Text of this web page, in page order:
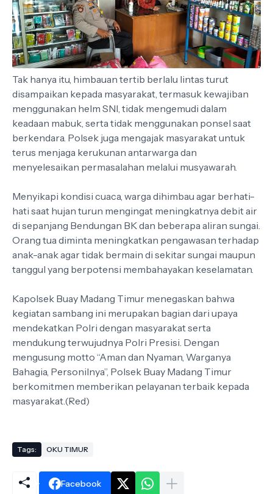
Tak hanya itu, himbauan tertib berlalu lintas turut
disampaikan kepada masyarakat, termasuk kewajiban
menggunakan helm SNI, tidak mengemudi dalam
keadaan mabuk, serta tidak menggunakan ponsel saat
berkendara. Polsek juga mengajak masyarakat untuk
terus menjaga kerukunan antarwarga dan
menyelesaikan permasalahan melalui musyawarah.
Menyikapi kondisi cuaca, warga dihimbau agar berhati-
hati saat hujan turun mengingat meningkatnya debit air
di sepanjang Bendungan BK dan beberapa aliran sungai.
Orang tua diminta meningkatkan pengawasan terhadap
anak-anak agar tidak bermain di sekitar sungai maupun
tanggul yang berpotensi membahayakan keselamatan.
Kapolsek Buay Madang Timur menegaskan bahwa
kegiatan sambang ini merupakan bagian dari upaya
mendekatkan Polri dengan masyarakat serta
mendukung terwujudnya Polri Presisi. Dengan
mengusung motto “Aman dan Nyaman, Warganya
Bahagia, Personilnya”, Polsek Buay Madang Timur
berkomitmen memberikan pelayanan terbaik kepada
masyarakat.(Red)
Tags: OKU TIMUR
Facebook